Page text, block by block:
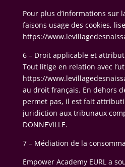
Pour plus d’informations sur
faisons usage des cookies,
https://
6 – Droit applicable et
Tout litige en relation avec
https://
au droit français. En dehors
permet pas, il est fait
juridiction aux tribunaux
DONNEVILLE.
7 – Médiation de la
Empower Academy EURL a